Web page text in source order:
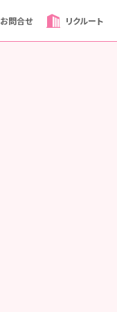
お問合せ リクルート